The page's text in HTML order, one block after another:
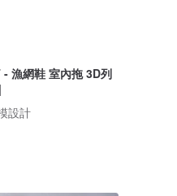
漁網鞋 室內拖 3D列
設計